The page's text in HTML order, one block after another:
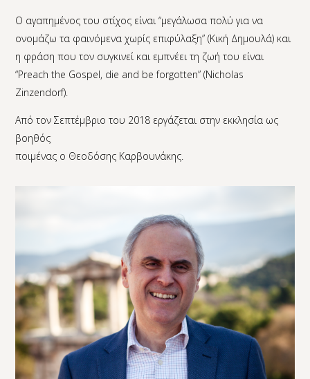
Ο αγαπημένος του στίχος είναι “μεγάλωσα πολύ για να
ονομάζω τα φαινόμενα χωρίς επιφύλαξη” (Κική Δημουλά) και
η φράση που τον συγκινεί και εμπνέει τη ζωή του είναι
“Preach the Gospel, die and be forgotten” (Nicholas
Zinzendorf).
Από τον Σεπτέμβριο του 2018 εργάζεται στην εκκλησία ως
βοηθός
ποιμένας ο Θεοδόσης Καρβουνάκης.